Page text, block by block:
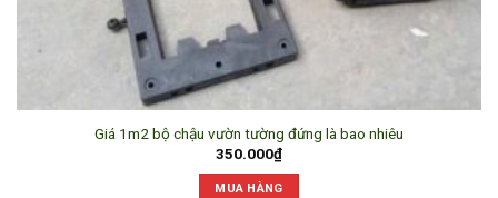
Giá 1m2 bộ chậu vườn tường đứng là bao nhiêu
350.000₫
MUA HÀNG